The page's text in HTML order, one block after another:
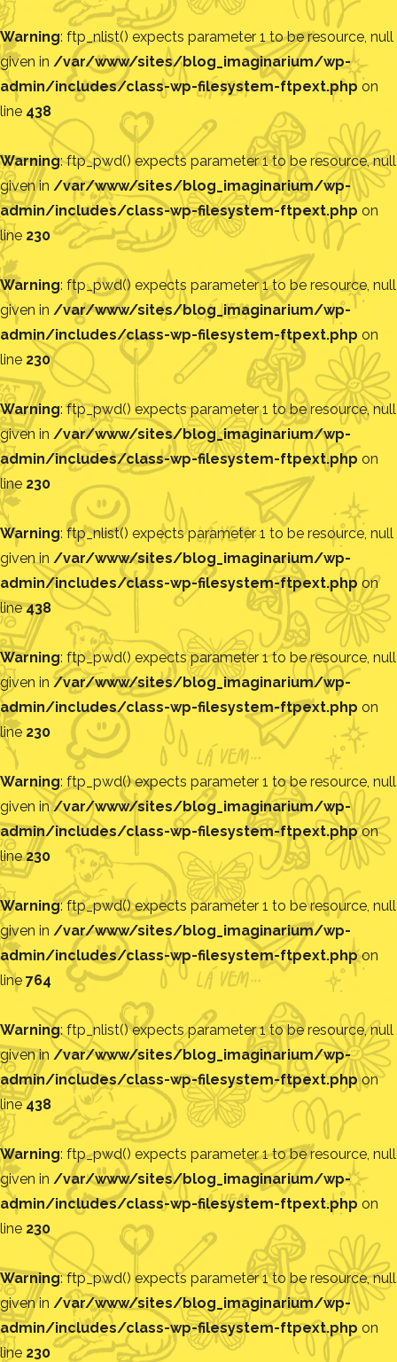
Warning: ftp_nlist() expects parameter 1 to be resource, null
given in /var/www/sites/blog_imaginarium/wp-
admin/includes/class-wp-filesystem-ftpext.php on
line 438
Warning: ftp_pwd() expects parameter 1 to be resource, null
given in /var/www/sites/blog_imaginarium/wp-
admin/includes/class-wp-filesystem-ftpext.php on
line 230
Warning: ftp_pwd() expects parameter 1 to be resource, null
given in /var/www/sites/blog_imaginarium/wp-
admin/includes/class-wp-filesystem-ftpext.php on
line 230
Warning: ftp_pwd() expects parameter 1 to be resource, null
given in /var/www/sites/blog_imaginarium/wp-
admin/includes/class-wp-filesystem-ftpext.php on
line 230
Warning: ftp_nlist() expects parameter 1 to be resource, null
given in /var/www/sites/blog_imaginarium/wp-
admin/includes/class-wp-filesystem-ftpext.php on
line438
Warning: ftp_pwd() expects parameter 1 to be resource, null
given in /var/www/sites/blog_imaginarium/wp-
admin/includes/class-wp-filesystem-ftpext.php on
line 230
Warning: ftp_pwd() expects parameter 1 to be resource, null
given in/var/www/sites/blog_imaginarium/wp-
admin/includes/class-wp-filesystem-ftpext.phpon
line230
Warning: ftp_pwd() expects parameter 1 to be resource, null
given in /var/www/sites/blog_imaginarium/wp-
admin/includes/class-wp-filesystem-ftpext.phpon
line 764
Warning: ftp_nlist() expects parameter 1 to be resource, null
given in /var/www/sites/blog_imaginarium/wp-
admin/includes/class-wp-filesystem-ftpext.phpon
line438
Warning: ftp_pwd() expects parameter 1 to be resource, null
given in /var/www/sites/blog_imaginarium/wp-
admin/includes/class-wp-filesystem-ftpext.php on
line 230
Warning: ftp_pwd() expects parameter 1 to be resource, null
given in /var/www/sites/blog_imaginarium/wp-
admin/includes/class-wp-filesystem-ftpext.php on
line 230